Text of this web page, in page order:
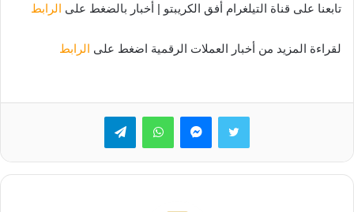
تابعنا على قناة التيلغرام أفق الكريبتو | أخبار بالضغط على الرابط
لقراءة المزيد من أخبار العملات الرقمية اضغط على الرابط
تويتر ماسنجرواتساب تيلقرام